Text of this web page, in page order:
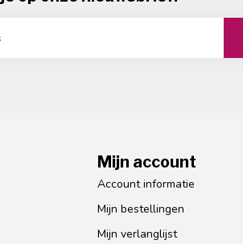
Mijn account
Account informatie
Mijn bestellingen
Mijn verlanglijst